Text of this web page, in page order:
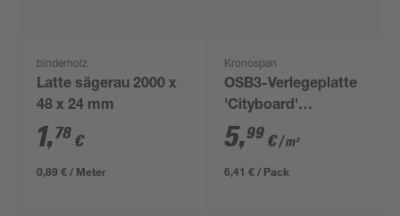
binderholz
Latte sägerau 2000 x
48 x 24 mm
1,78 €
0,89 € / Meter
Kronospan
OSB3-Verlegeplatte
'Cityboard'
ungeschliffen 1690 x
634 x 12 mm
5,99 €/ m²
6,41 € / Pack